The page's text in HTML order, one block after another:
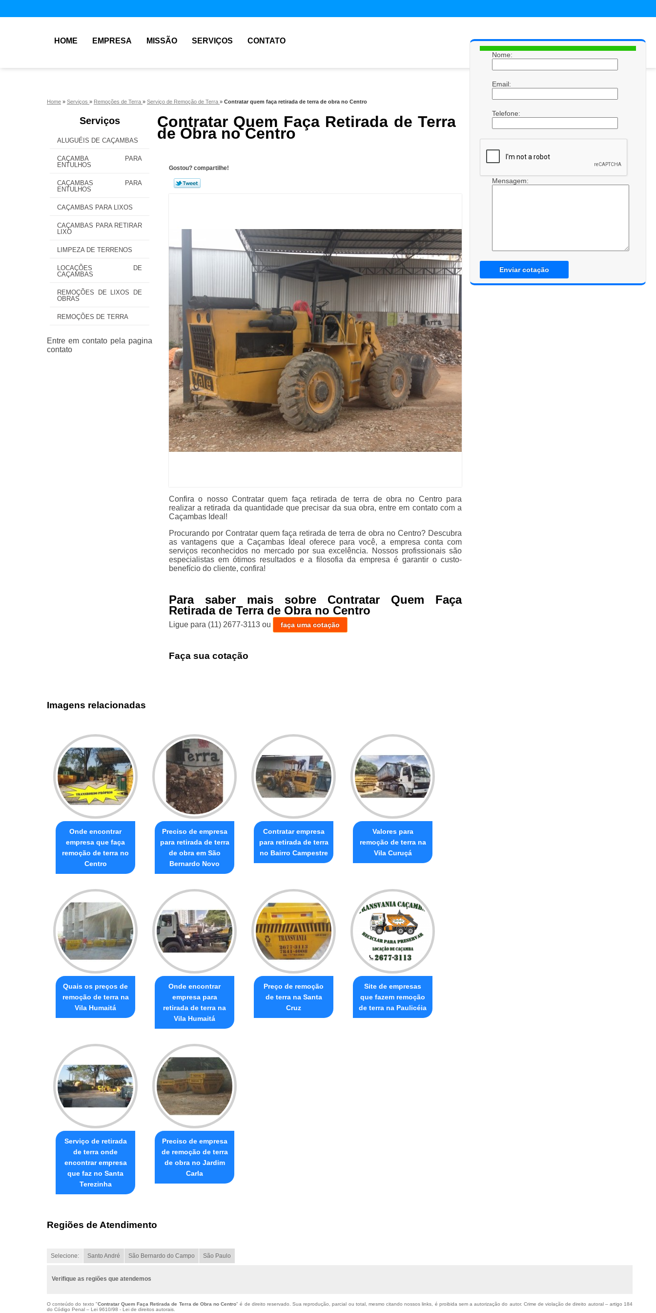
HOME EMPRESA MISSÃO SERVIÇOS CONTATO
Home » Serviços » Remoções de Terra » Serviço de Remoção de Terra » Contratar quem faça retirada de terra de obra no Centro
Serviços
ALUGUÉIS DE CAÇAMBAS
CAÇAMBA PARA
ENTULHOS
CAÇAMBAS PARA
ENTULHOS
CAÇAMBAS PARA LIXOS
CAÇAMBAS PARA RETIRAR
LIXO
LIMPEZA DE TERRENOS
LOCAÇÕES DE
CAÇAMBAS
REMOÇÕES DE LIXOS DE
OBRAS
REMOÇÕES DE TERRA
Contratar Quem Faça Retirada de Terra
de Obra no Centro
Gostou? compartilhe!
Confira o nosso Contratar quem faça retirada de terra de obra no Centro para
realizar a retirada da quantidade que precisar da sua obra, entre em contato com a
Caçambas Ideal!
Procurando por Contratar quem faça retirada de terra de obra no Centro? Descubra
as vantagens que a Caçambas Ideal oferece para você, a empresa conta com
serviços reconhecidos no mercado por sua excelência. Nossos profissionais são
especialistas em ótimos resultados e a filosofia da empresa é garantir o custo-
benefício do cliente, confira!
Para saber mais sobre Contratar Quem Faça
Retirada de Terra de Obra no Centro
Ligue para (11) 2677-3113 ou faça uma cotação
Faça sua cotação
Nome:
Email:
Telefone:
Mensagem:
Enviar cotação
Imagens relacionadas
Onde encontrar
empresa que faça
remoção de terra no
Centro
Preciso de empresa
para retirada de terra
de obra em São
Bernardo Novo
Contratar empresa
para retirada de terra
no Bairro Campestre
Valores para
remoção de terra na
Vila Curuçá
Quais os preços de
remoção de terra na
Vila Humaitá
Onde encontrar
empresa para
retirada de terra na
Vila Humaitá
Preço de remoção
de terra na Santa
Cruz
Site de empresas
que fazem remoção
de terra na Paulicéia
Serviço de retirada
de terra onde
encontrar empresa
que faz no Santa
Terezinha
Preciso de empresa
de remoção de terra
de obra no Jardim
Carla
Regiões de Atendimento
Selecione: Santo André São Bernardo do Campo São Paulo
Verifique as regiões que atendemos
O conteúdo do texto "Contratar Quem Faça Retirada de Terra de Obra no Centro" é de direito reservado. Sua reprodução, parcial ou total, mesmo citando nossos links, é proibida sem a autorização do autor. Crime de violação de direito autoral – artigo 184
do Código Penal – Lei 9610/98 - Lei de direitos autorais